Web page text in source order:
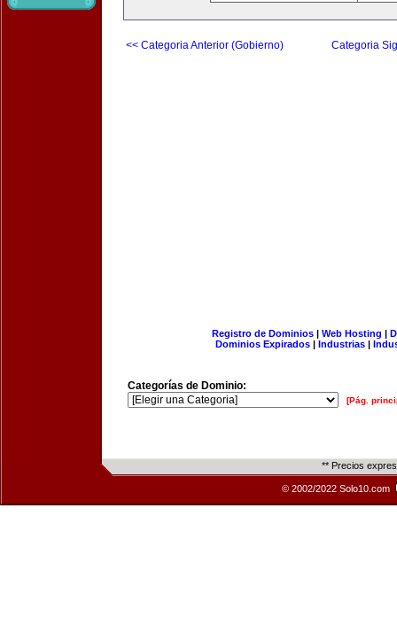
<< Categoria Anterior (Gobierno) Categoria
Registro de Dominios| Web Hosting |
Dominios Expirados | Industrias |
Categorías de Dominio:
[Pág.
** Precios
© 2002/2022 Solo10.com